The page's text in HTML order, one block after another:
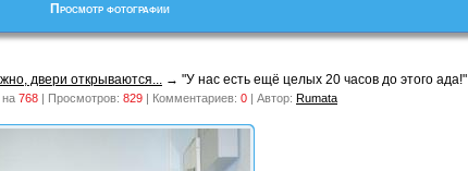
Просмотр фотографии
двери открываются... → "У нас есть ещё целых 20 часов до этого ада!"
на 768 | Просмотров: 829 | Комментариев: 0 | Автор: Rumata